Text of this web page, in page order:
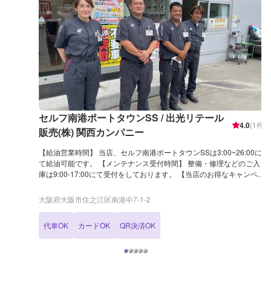
セルフ南港ポートタウンSS / 出光リテール
販売(株) 関西カンパニー
4.0(1件)
【給油営業時間】 当店、セルフ南港ポートタウンSSは3:00~26:00に
て給油可能です。 【メンテナンス受付時間】 整備・修理などのご入
庫は9:00-17:00にて受付をしております。 【当店のお得なキャンペー
ジットカードでされているお客様は、ドライブペイ、ドライブオンの
利用で最大7円/L引き！ 【国家資格保持者が在籍】 セルフ南港ポート
ロの手で行います。安心してお車をお預けくださいませ！ 【当店は認
証設備を備えております】 セルフ南港ポートタウンSSでは、分解整
備認証を取得しております。 お車のトラブルにも幅広くご対応可能で
大阪府大阪市住之江区南港中7-1-2
代車OK カードOK QR決済OK